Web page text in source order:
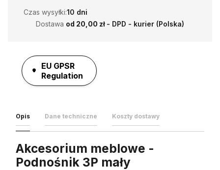
Czas wysyłki:10 dni
Dostawa od 20,00 zł - DPD - kurier (Polska)
EU GPSR
Regulation
Opis Dane techniczne Koszty dostawy
Akcesorium meblowe -
Podnośnik 3P mały